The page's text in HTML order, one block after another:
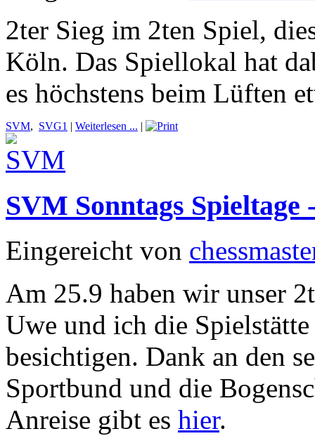
2ter Sieg im 2ten Spiel,
Köln. Das Spiellokal hat
es höchstens beim Lüften
SVM, SVG1 | Weiterlesen ... |
SVM Sonntags
Eingereicht von
Am 25.9 haben wir unser
Uwe und ich die
besichtigen. Dank an den
Sportbund und die
Anreise gibt es hier.